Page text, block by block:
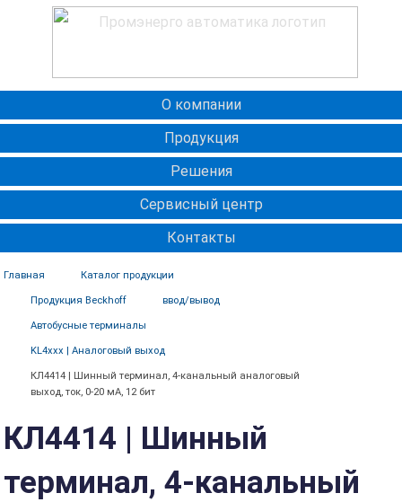
О компании
Продукция
Решения
Сервисный центр
Контакты
Главная Каталог продукции
Продукция Beckhoff ввод/вывод
Автобусные терминалы
KL4xxx | Аналоговый выход
КЛ4414 | Шинный терминал, 4-канальный аналоговый
выход, ток, 0-20 мА, 12 бит
КЛ4414 | Шинный
терминал, 4-канальный